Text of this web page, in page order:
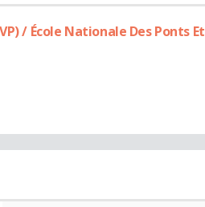
/ École Nationale Des Ponts Et